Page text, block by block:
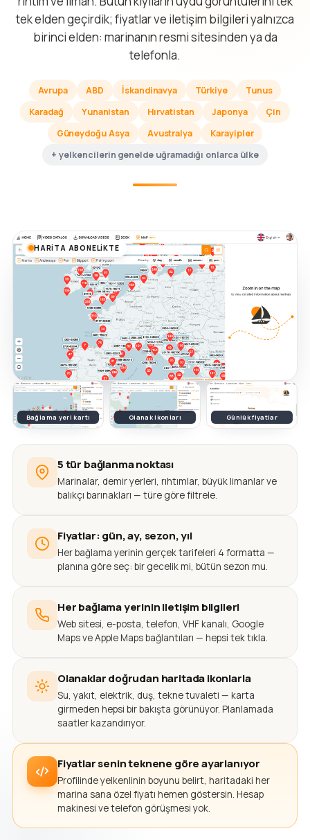
tek elden geçirdik; fiyatlar ve iletişim bilgileri yalnızca
birinci elden: marinanın resmi sitesinden ya da
telefonla.
Avrupa ABD İskandinavya Türkiye
Tunus
Karadağ
Yunanistan Hırvatistan Japonya
Çin
Güneydoğu Asya
Avustralya
Karayipler
+ yelkencilerin genelde uğramadığı onlarca ülke
HARITA ABONELIKTE
Bağlama yeri kartı Olanak ikonları Günlük fiyatlar
5 tür bağlanma noktası
Marinalar, demir yerleri, rıhtımlar, büyük limanlar ve
balıkçı barınakları — türe göre filtrele.
Fiyatlar: gün, ay, sezon, yıl
Her bağlama yerinin gerçek tarifeleri 4 formatta —
planına göre seç: bir gecelik mi, bütün sezon mu.
Her bağlama yerinin iletişim bilgileri
Web sitesi, e-posta, telefon, VHF kanalı, Google
Maps ve Apple Maps bağlantıları — hepsi tek tıkla.
Olanaklar doğrudan haritada ikonlarla
Su, yakıt, elektrik, duş, tekne tuvaleti — karta
girmeden hepsi bir bakışta görünüyor. Planlamada
saatler kazandırıyor.
Fiyatlar senin teknene göre ayarlanıyor
Profilinde yelkenlinin boyunu belirt, haritadaki her
marina sana özel fiyatı hemen göstersin. Hesap
makinesi ve telefon görüşmesi yok.